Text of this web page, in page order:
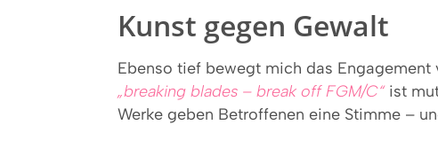
Kunst gegen Gewalt
Ebenso tief bewegt mich das Engagement
„breaking blades – break off FGM/C“ist
Werke geben Betroffenen eine Stimme –